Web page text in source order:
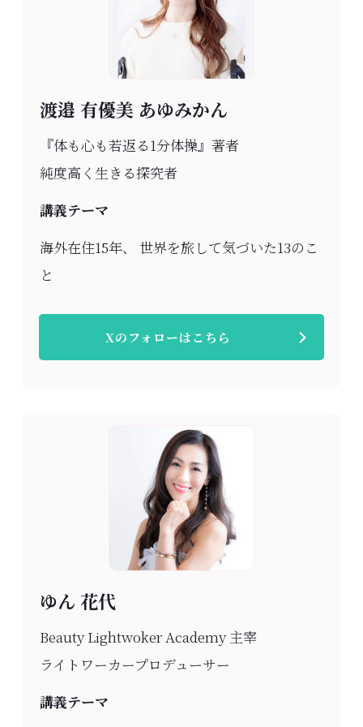
渡邉 有優美 あゆみかん
『体も心も若返る1分体操』著者
純度高く生きる探究者
講義テーマ
海外在住15年、 世界を旅して気づいた13のこ
と
Xのフォローはこちら
ゆん 花代
Beauty Lightwoker Academy 主宰
ライトワーカープロデューサー
講義テーマ